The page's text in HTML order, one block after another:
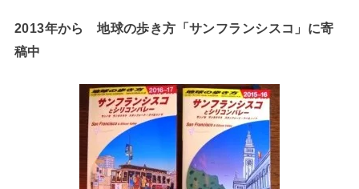
2013年から 地球の歩き方「サンフランシスコ」に寄
稿中